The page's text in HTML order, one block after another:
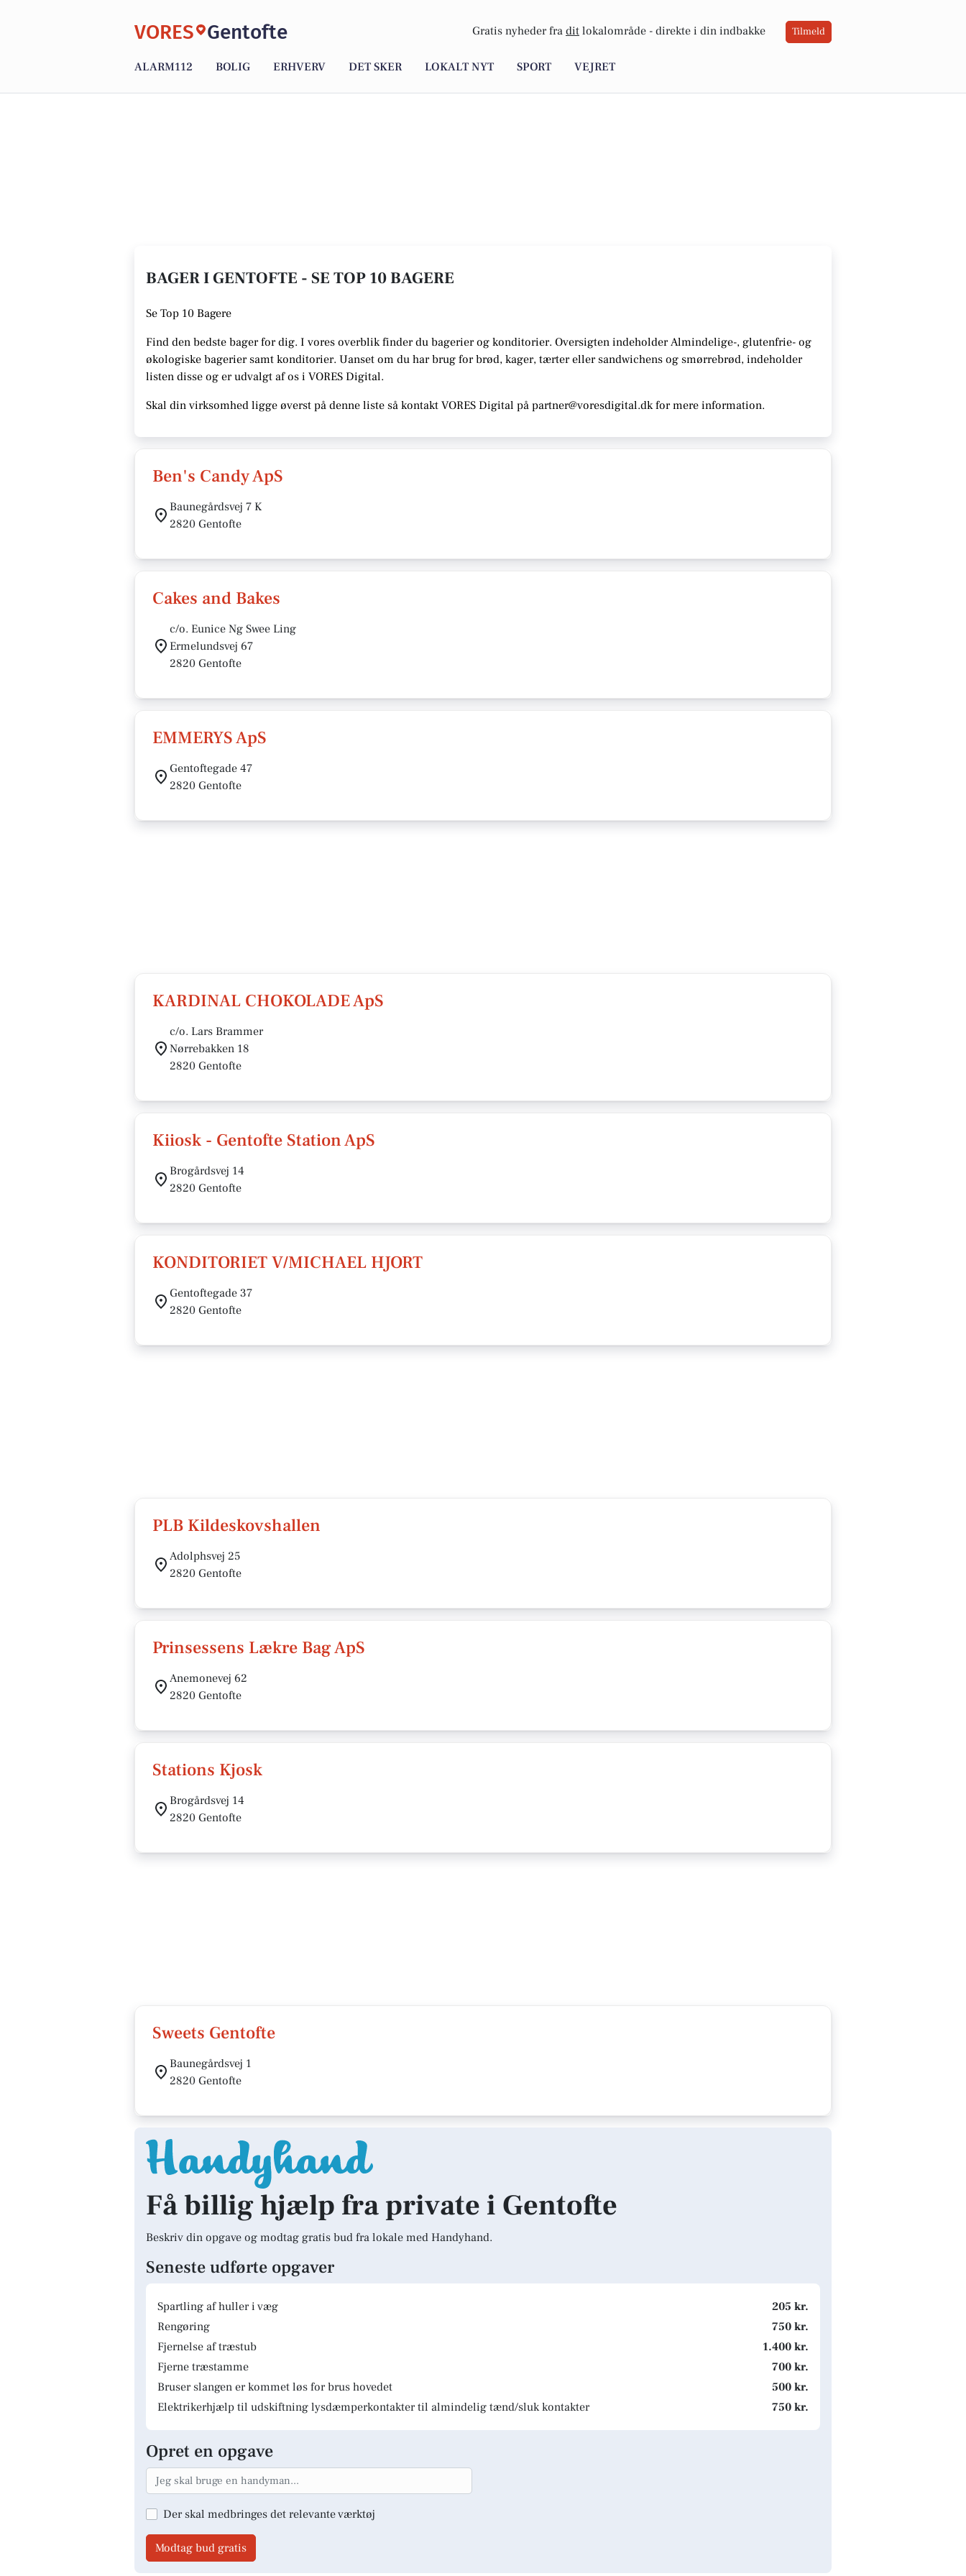
VORES Gentofte Gratis nyheder fra dit lokalområde - direkte i din indbakke Tilmeld
ALARM112 BOLIG ERHVERV DET SKER LOKALT NYT SPORT VEJRET
BAGER I GENTOFTE - SE TOP 10 BAGERE
Se Top 10 Bagere
Find den bedste bager for dig. I vores overblik finder du bagerier og konditorier. Oversigten indeholderAlmindelige-, glutenfrie- og
økologiske bagerier samt konditorier. Uanset om du har brug for brød, kager, tærter eller sandwichens og smørrebrød, indeholder
listen disse og er udvalgt af os i VORES Digital.
Skal din virksomhed ligge øverst på denne liste så kontakt VORES Digital på partner@voresdigital.dk for mere information.
Ben's Candy ApS
Baunegårdsvej 7 K
2820 Gentofte
Cakes and Bakes
c/o. Eunice Ng Swee Ling
Ermelundsvej 67
2820 Gentofte
EMMERYS ApS
Gentoftegade 47
2820 Gentofte
KARDINAL CHOKOLADE ApS
c/o. Lars Brammer
Nørrebakken 18
2820 Gentofte
Kiiosk - Gentofte Station ApS
Brogårdsvej 14
2820 Gentofte
KONDITORIET V/MICHAEL HJORT
Gentoftegade 37
2820 Gentofte
PLB Kildeskovshallen
Adolphsvej 25
2820 Gentofte
Prinsessens Lækre Bag ApS
Anemonevej 62
2820 Gentofte
Stations Kjosk
Brogårdsvej 14
2820 Gentofte
Sweets Gentofte
Baunegårdsvej 1
2820 Gentofte
Få billig hjælp fra private i Gentofte
Beskriv din opgave og modtag gratis bud fra lokale med Handyhand.
Seneste udførte opgaver
Spartling af huller i væg
205 kr.
Rengøring
750 kr.
Fjernelse af træstub
1.400 kr.
Fjerne træstamme
700 kr.
Bruser slangen er kommet løs for brus hovedet
500 kr.
Elektrikerhjælp til udskiftning lysdæmperkontakter til almindelig tænd/sluk kontakter
750 kr.
Opret en opgave
Der skal medbringes det relevante værktøj
Modtag bud gratis